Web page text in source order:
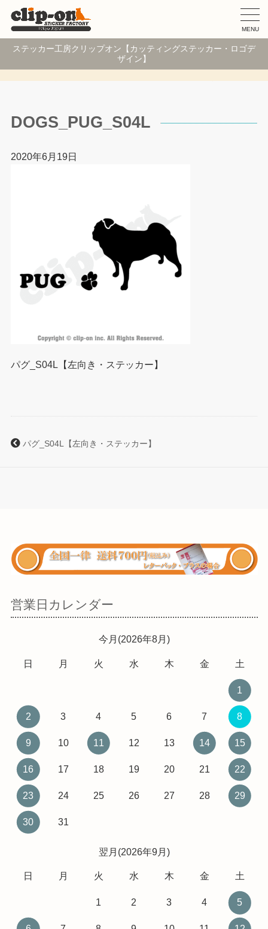
MENU
ステッカー工房クリップオン【カッティングステッカー・ロゴデ
ザイン】
DOGS_PUG_S04L
2020年6月19日
パグ_S04L【左向き・ステッカー】
パグ_S04L【左向き・ステッカー】
営業日カレンダー
今月(2026年8月)
日 月 火 水 木 金 土
1
2 3 4 5 6 7 8
9 10 11 12 13 14 15
16 17 18 19 20 21 22
23 24 25 26 27 28 29
30 31
翌月(2026年9月)
日 月 火 水 木 金 土
1 2 3 4 5